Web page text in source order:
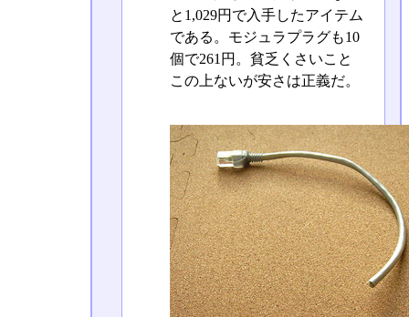
と1,029円で入手したアイテム
である。モジュラプラグも10
個で261円。貧乏くさいこと
この上ないが安さは正義だ。